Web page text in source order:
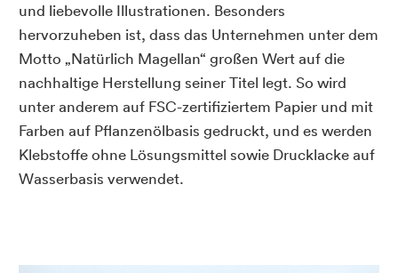
und liebevolle Illustrationen. Besonders
hervorzuheben ist, dass das Unternehmen unter dem
Motto „Natürlich Magellan“ großen Wert auf die
nachhaltige Herstellung seiner Titel legt. So wird
unter anderem auf FSC-zertifiziertem Papier und mit
Farben auf Pflanzenölbasis gedruckt, und es werden
Klebstoffe ohne Lösungsmittel sowie Drucklacke auf
Wasserbasis verwendet.